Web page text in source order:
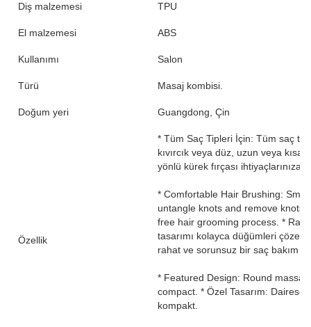
Diş malzemesi TPU
El malzemesi ABS
Kullanımı Salon
Türü Masaj kombisi.
Doğum yeri Guangdong, Çin
Özellik
* Tüm Saç Tipleri İçin: Tüm saç
kıvırcık veya düz, uzun veya
yönlü kürek fırçası ihtiyaçlarınıza
* Comfortable Hair Brushing:
untangle knots and remove knots
free hair grooming process. *
tasarımı kolayca düğümleri
rahat ve sorunsuz bir saç bakım
* Featured Design: Round
compact. * Özel Tasarım:
kompakt.